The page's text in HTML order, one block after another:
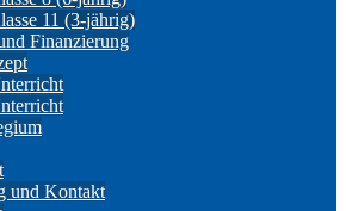
11 (3-jährig)
Finanzierung
und Kontakt